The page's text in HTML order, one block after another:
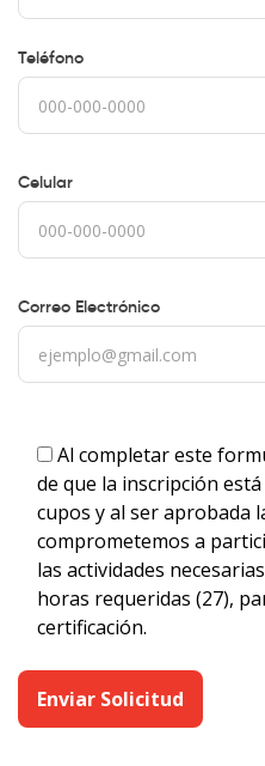
Teléfono
Celular
Correo Electrónico
Al completar este
de que la inscripción
cupos y al ser aprobada
comprometemos a
las actividades
horas requeridas (27),
certificación.
Enviar Solicitud